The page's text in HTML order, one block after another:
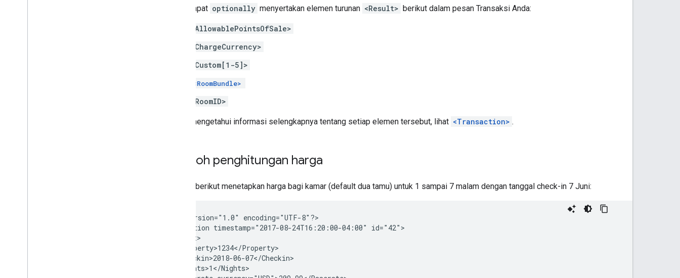
Anda dapat optionally menyertakan elemen turunan <Result> berikut dalam pesan Transaksi Anda:
<AllowablePointsOfSale>
<ChargeCurrency>
<Custom[1-5]>
<RoomBundle>
<RoomID>
Untuk mengetahui informasi selengkapnya tentang setiap elemen tersebut, lihat <Transaction> .
Contoh penghitungan harga
Contoh berikut menetapkan harga bagi kamar (default dua tamu) untuk 1 sampai 7 malam dengan tanggal check-in 7 Juni:
version="1.0"
encoding="UTF-8"?>
<Transaction timestamp="2017-08-24T16:20:00-04:00"